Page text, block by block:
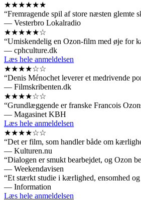
★★★★★★
“Fremragende spil af store næsten glemte
— Vesterbro Lokalradio
★★★★★☆
“Umiskendelig en Ozon-film med øje for
— cphculture.dk
Læs hele anmeldelsen
★★★★☆☆
“Denis Ménochet leverer et medrivende
— Filmskribenten.dk
★★★★☆☆
“Grundlæggende er franske Francois
— Magasinet KBH
Læs hele anmeldelsen
★★★★☆☆
“Det er film, som handler både om
— Kulturen.nu
“Dialogen er smukt bearbejdet, og Ozon
— Weekendavisen
“Et stærkt studie i kærlighed, ensomhed
— Information
Læs hele anmeldelsen